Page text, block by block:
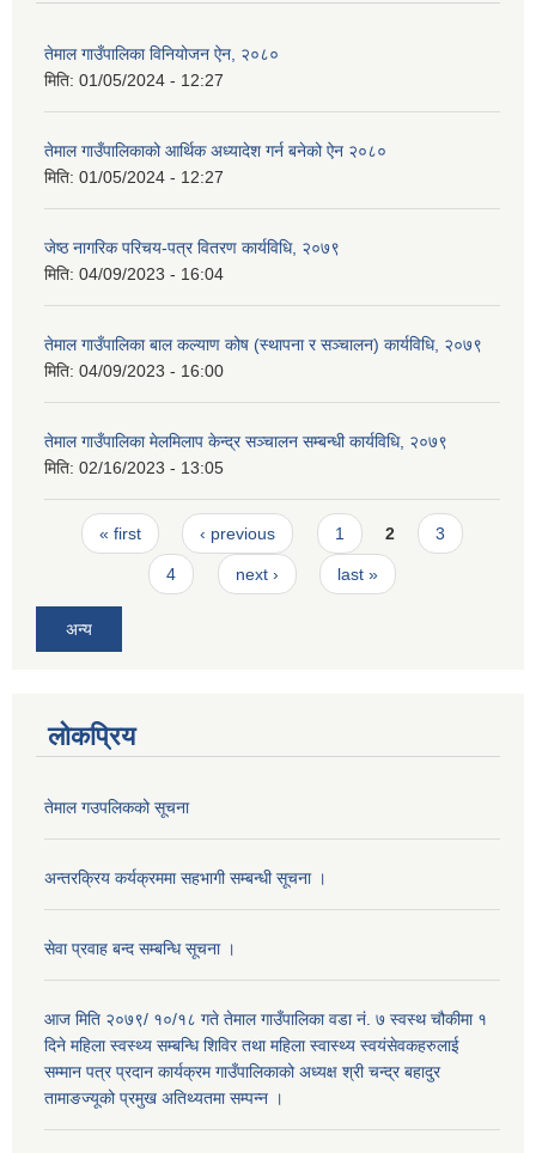
तेमाल गाउँपालिका विनियोजन ऐन, २०८०
मिति: 01/05/2024 - 12:27
तेमाल गाउँपालिकाको आर्थिक अध्यादेश गर्न बनेको ऐन २०८०
मिति: 01/05/2024 - 12:27
जेष्ठ नागरिक परिचय-पत्र वितरण कार्यविधि, २०७९
मिति: 04/09/2023 - 16:04
तेमाल गाउँपालिका बाल कल्याण कोष (स्थापना र सञ्चालन) कार्यविधि, २०७९
मिति: 04/09/2023 - 16:00
तेमाल गाउँपालिका मेलमिलाप केन्द्र सञ्चालन सम्बन्धी कार्यविधि, २०७९
मिति: 02/16/2023 - 13:05
Pages
« first ‹ previous 1 2 3
4 next › last »
अन्य
लोकप्रिय
तेमाल गउपलिकको सूचना
अन्तरक्रिय कर्यक्रममा सहभागी सम्बन्धी सूचना ।
सेवा प्रवाह बन्द सम्बन्धि सूचना ।
आज मिति २०७९/ १०/१८ गते तेमाल गाउँपालिका वडा नं. ७ स्वस्थ चौकीमा १
दिने महिला स्वस्थ्य सम्बन्धि शिविर तथा महिला स्वास्थ्य स्वयंसेवकहरुलाई
सम्मान पत्र प्रदान कार्यक्रम गाउँपालिकाको अध्यक्ष श्री चन्द्र बहादुर
तामाङज्यूको प्रमुख अतिथ्यतमा सम्पन्न ।